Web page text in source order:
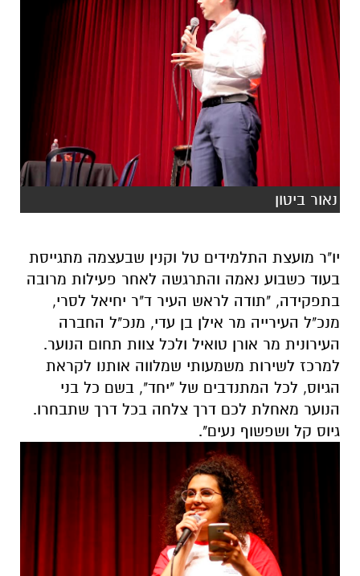
נאור ביטון
יו"ר מועצת התלמידים טל וקנין שבעצמה מתגייסת
בעוד כשבוע נאמה והתרגשה לאחר פעילות מרובה
בתפקידה, "תודה לראש העיר ד"ר יחיאל לסרי,
מנכ"ל העירייה מר אילן בן עדי, מנכ"ל החברה
העירונית מר אורן טואיל ולכל צוות תחום הנוער.
למרכז לשירות משמעותי שמלווה אותנו לקראת
הגיוס, לכל המתנדבים של "יחד", בשם כל בני
הנוער מאחלת לכם דרך צלחה בכל דרך שתבחרו.
גיוס קל ושפשוף נעים".